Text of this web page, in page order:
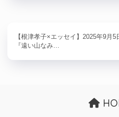
【根津孝子×エッセイ】2025年9月
『遠い山なみ…